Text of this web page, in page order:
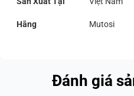
Hãng Mutosi
Đánh giá